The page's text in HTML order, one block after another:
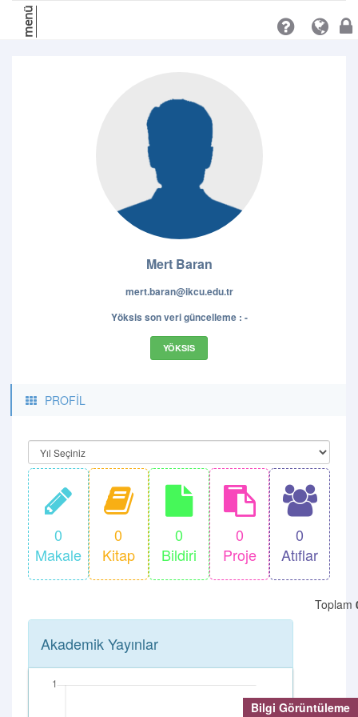
Bilgi Görüntüleme
menü
Mert Baran
mert.baran@ikcu.edu.tr
Yöksis son veri güncelleme : -
YÖKSIS
PROFİL
0
Makale
0
Kitap
0
Bildiri
0
Proje
0
Atıflar
Akademik Yayınlar
Toplam